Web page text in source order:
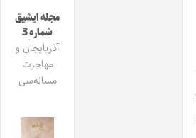
مجله ایشیق
شماره 3
آذربایجان و
مهاجرت
مساله‌سی